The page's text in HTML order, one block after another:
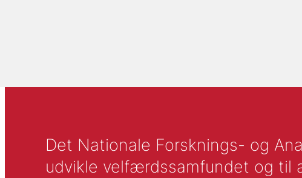
Det Nationale Forsknings- og
udvikle velfærdssamfundet og til